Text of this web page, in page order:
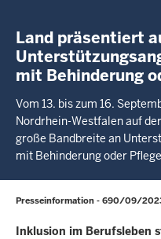
Land präsentiert
mit Behinderung
Vom 13. bis zum 16.
Nordrhein-Westfalen auf
große Bandbreite an
mit Behinderung oder
Presseinformation - 690/09/
Inklusion im Berufsleben